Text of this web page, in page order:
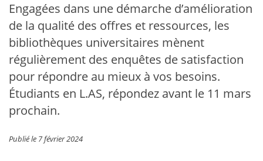
Engagées dans une démarche d’amélioration
de la qualité des offres et ressources, les
bibliothèques universitaires mènent
régulièrement des enquêtes de satisfaction
pour répondre au mieux à vos besoins.
Étudiants en L.AS, répondez avant le 11 mars
prochain.
Publié le 7 février 2024